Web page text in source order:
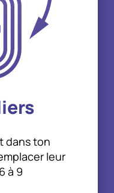
dans ton
leur
à 9